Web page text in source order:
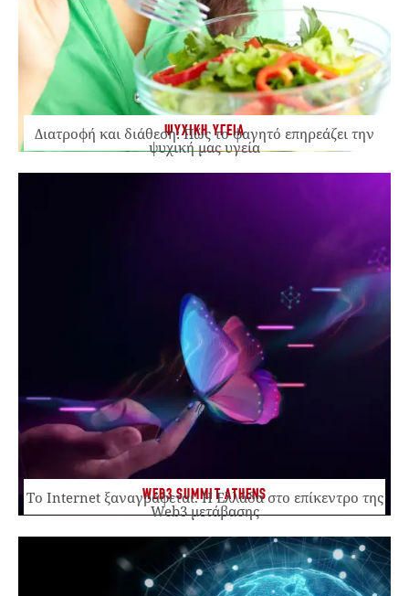
ΨΥΧΙΚΗ ΥΓΕΙΑ
Διατροφή και διάθεση: Πώς το φαγητό επηρεάζει την
ψυχική μας υγεία
WEB3 SUMMIT ATHENS
Το Internet ξαναγράφεται. Η Ελλάδα στο επίκεντρο της
Web3 μετάβασης